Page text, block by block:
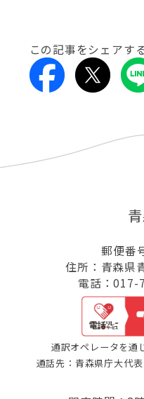
この記事をシェアす
郵便番
住所：青森県
電話：017-
通訳オペレータを通
通話先：青森県庁大代